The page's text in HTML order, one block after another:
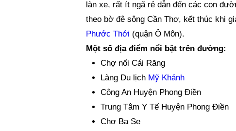
làn xe, rất ít ngã rẻ dẫn đến các con
theo bờ đê sông Cần Thơ, kết thúc khi
Phước Thới (quận Ô Môn).
Một số địa điểm nổi bật trên đường:
Chợ nổi Cái Răng
Làng Du lịch Mỹ Khánh
Công An Huyện Phong Điền
Trung Tâm Y Tế Huyện Phong Điền
Chợ Ba Se